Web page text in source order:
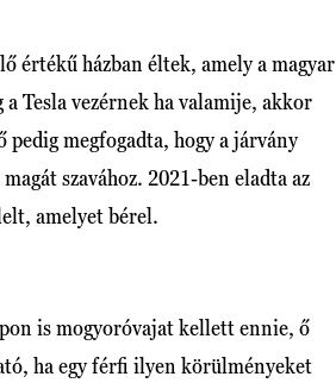
értékű házban éltek, amely a magyar
Tesla vezérnek ha valamije, akkor
megfogadta, hogy a járvány
szavához. 2021-ben eladta az
amelyet bérel.
is mogyoróvajat kellett ennie, ő
ha egy férfi ilyen körülményeket